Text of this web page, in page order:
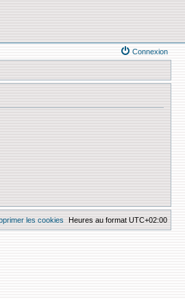
Connexion
Heures au format UTC+02:00
les cookies